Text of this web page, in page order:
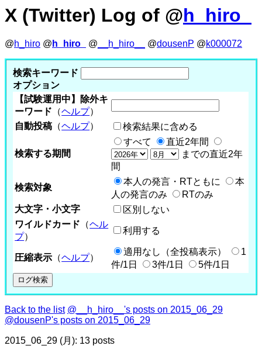
X (Twitter) Log of @h_hiro_
@h_hiro @ h_hiro_ @ __h_hiro__ @dousenP @k000072
検索キーワード
オプション
【試験運用中】除外キ
ーワード （ヘルプ）
自動投稿 （ヘルプ） 検索結果に含める
検索する期間
すべて
直近2年間
までの直近2年
間
検索対象
本人の発言・RTともに
本
人の発言のみ
RTのみ
大文字・小文字
区別しない
ワイルドカード （ヘル
プ）
利用する
圧縮表示 （ヘルプ）
適用なし（全投稿表示）
1
件/1日
3件/1日 5件/1日
Back to the list @__h_hiro__'s posts on 2015_06_29
@dousenP's posts on 2015_06_29
2015_06_29 (月): 13 posts